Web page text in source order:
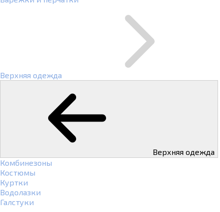
Верхняя одежда
Верхняя одежда
Комбинезоны
Костюмы
Куртки
Водолазки
Галстуки